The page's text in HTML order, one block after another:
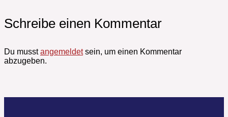
Schreibe einen Kommentar
Du musstangemeldetsein, um einen Kommentar
abzugeben.